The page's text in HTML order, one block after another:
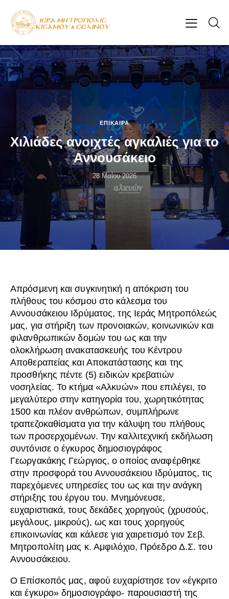
ΕΠΊΚΑΙΡΑ
Χιλιάδες ανοιχτές αγκαλιές για το
Αννουσάκειο
28 Μαΐου 2026
Απρόσμενη και συγκινητική η απόκριση του
πλήθους του κόσμου στο κάλεσμα του
Αννουσάκειου Ιδρύματος, της Ιεράς Μητροπόλεώς
μας, για στήριξη των προνοιακών, κοινωνικών και
φιλανθρωπικών δομών του ως και την
ολοκλήρωση ανακατασκευής του Κέντρου
Αποθεραπείας και Αποκατάστασης και της
προσθήκης πέντε (5) ειδικών κρεβατιών
νοσηλείας. Το κτήμα «Αλκυών» που επιλέγει, το
μεγαλύτερο στην κατηγορία του, χωρητικότητας
1500 και πλέον ανθρώπων, συμπλήρωνε
τραπεζοκαθίσματα για την κάλυψη του πλήθους
των προσερχομένων. Την καλλιτεχνική εκδήλωση
συντόνισε ο έγκυρος δημοσιογράφος
Γεωργακάκης Γεώργιος, ο οποίος αναφέρθηκε
στην προσφορά του Αννουσάκειου Ιδρύματος, τις
παρεχόμενες υπηρεσίες του ως και την ανάγκη
στήριξης του έργου του. Μνημόνευσε,
ευχαριστιακά, τους δεκάδες χορηγούς (χρυσούς,
μεγάλους, μικρούς), ως και τους χορηγούς
επικοινωνίας και κάλεσε για χαιρετισμό τον Σεβ.
Μητροπολίτη μας κ. Αμφιλόχιο, Πρόεδρο Δ.Σ. του
Αννουσάκειου.
Ο Επίσκοπός μας, αφού ευχαρίστησε τον «έγκριτο
και έγκυρο» δημοσιογράφο- παρουσιαστή της